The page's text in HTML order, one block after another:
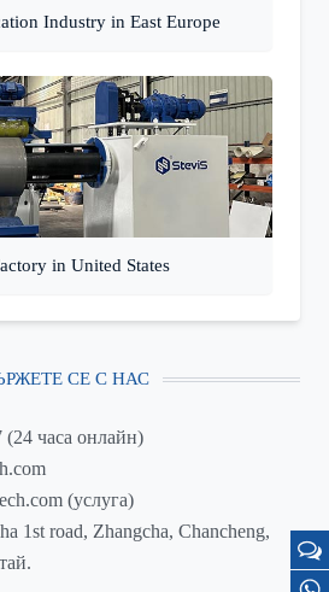
Industry in East Europe
in United States
СЕ С НАС
(24 часа онлайн)
(услуга)
1st road, Zhangcha, Chancheng,